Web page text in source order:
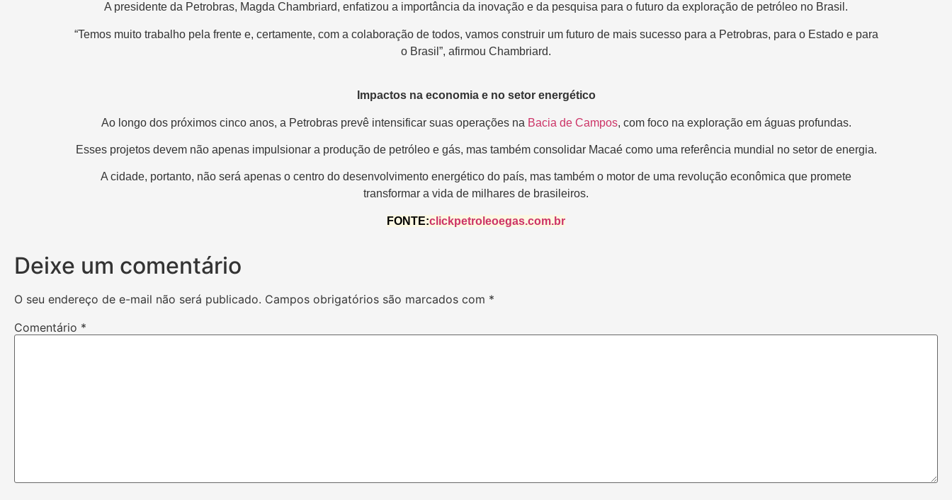
A presidente da Petrobras, Magda Chambriard, enfatizou a importância da inovação e da pesquisa para o futuro da exploração de petróleo no Brasil.
“Temos muito trabalho pela frente e, certamente, com a colaboração de todos, vamos construir um futuro de mais sucesso para a Petrobras, para o Estado e para
o Brasil”, afirmou Chambriard.
Impactos na economia e no setor energético
Ao longo dos próximos cinco anos, a Petrobras prevê intensificar suas operações na Bacia de Campos, com foco na exploração em águas profundas.
Esses projetos devem não apenas impulsionar a produção de petróleo e gás, mas também consolidar Macaé como uma referência mundial no setor de energia.
A cidade, portanto, não será apenas o centro do desenvolvimento energético do país, mas também o motor de uma revolução econômica que promete
transformar a vida de milhares de brasileiros.
FONTE:clickpetroleoegas.com.br
Deixe um comentário
O seu endereço de e-mail não será publicado. Campos obrigatórios são marcados com *
Comentário *